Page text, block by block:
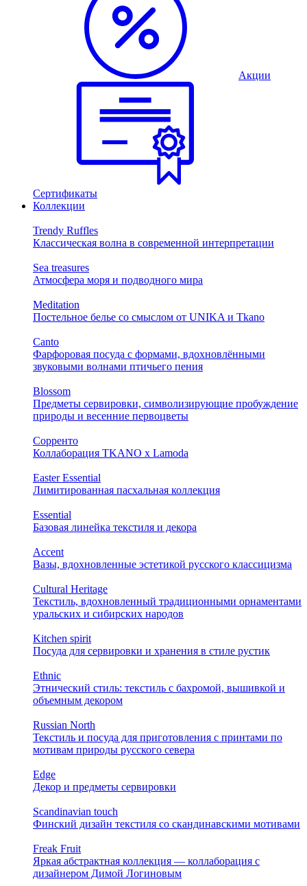
Акции
Сертификаты
Коллекции
Trendy Ruffles
Классическая волна в современной интерпретации
Sea treasures
Атмосфера моря и подводного мира
Meditation
Постельное белье со смыслом от UNIKA и Tkano
Canto
Фарфоровая посуда с формами, вдохновлёнными
звуковыми волнами птичьего пения
Blossom
Предметы сервировки, символизирующие пробуждение
природы и весенние первоцветы
Сорренто
Коллаборация TKANO х Lamoda
Easter Essential
Лимитированная пасхальная коллекция
Essential
Базовая линейка текстиля и декора
Accent
Вазы, вдохновленные эстетикой русского классицизма
Cultural Heritage
Текстиль, вдохновленный традиционными орнаментами
уральских и сибирских народов
Kitchen spirit
Посуда для сервировки и хранения в стиле рустик
Ethnic
Этнический стиль: текстиль с бахромой, вышивкой и
объемным декором
Russian North
Текстиль и посуда для приготовления с принтами по
мотивам природы русского севера
Edge
Декор и предметы сервировки
Scandinavian touch
Финский дизайн текстиля со скандинавскими мотивами
Freak Fruit
Яркая абстрактная коллекция — коллаборация с
дизайнером Димой Логиновым